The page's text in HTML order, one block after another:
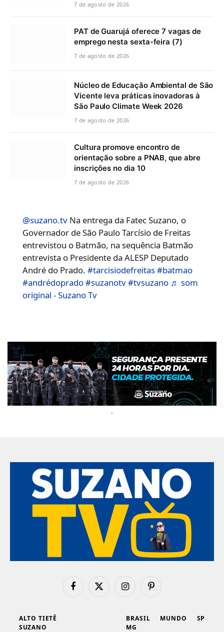
7 de agosto de 2026
PAT de Guarujá oferece 7 vagas de
emprego nesta sexta-feira (7)
7 de agosto de 2026
Núcleo de Educação Ambiental de São
Vicente leva práticas inovadoras à
São Paulo Climate Week 2026
7 de agosto de 2026
Cultura promove encontro de
orientação sobre a PNAB, que abre
inscrições no dia 10
7 de agosto de 2026
@suzano.tv Na entrega da Fatec Suzano, o
Governador de São Paulo Tarcísio de Freitas
entrevistou o Batmão, na sequência Batmão
entrevista o Presidente da ALESP Deputado
André do Prado.#tarcisiodefreitas#batmao
#andrédoprado#suzanotv#tvsuzano ♬ som
original - Suzano Tv
.
FacebookX
InstagramPinterest
ALTO TIETÊ
SUZANO
BRASIL
MG
MUNDO SP